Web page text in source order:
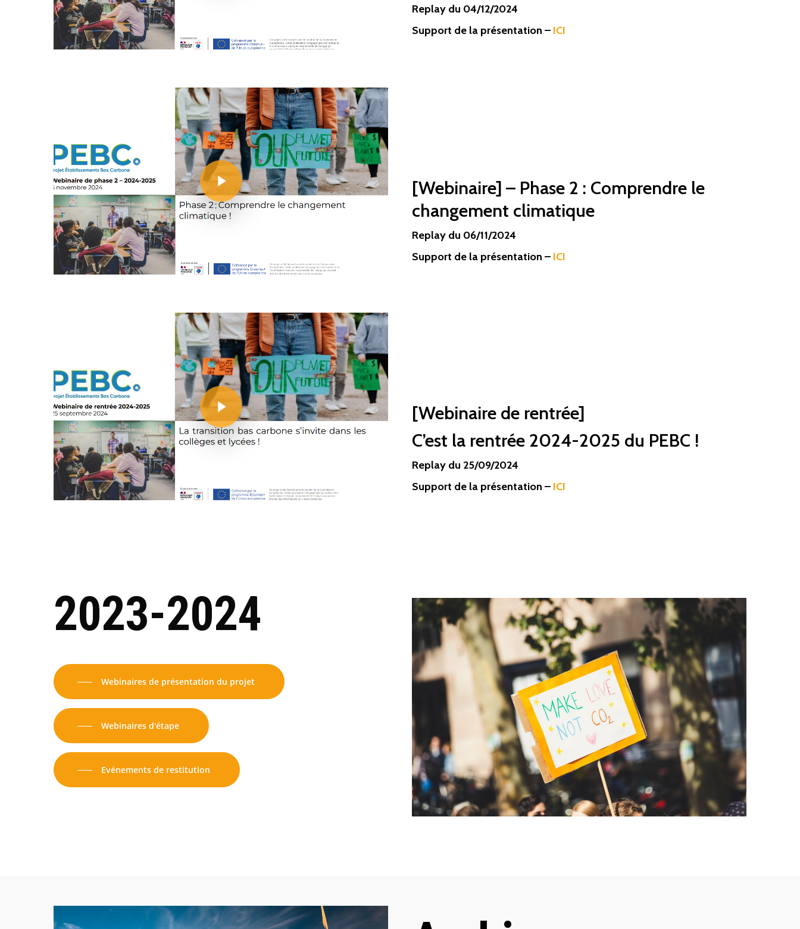
Replay du 04/12/2024
Support de la présentation – ICI
Play Video
[Webinaire] – Phase 2 : Comprendre le
changement climatique
Replay du 06/11/2024
Support de la présentation – ICI
Play Video
[Webinaire de rentrée]
C’est la rentrée 2024-2025 du PEBC !
Replay du 25/09/2024
Support de la présentation – ICI
2023-2024
Webinaires de présentation du projet
Webinaires d'étape
Evénements de restitution